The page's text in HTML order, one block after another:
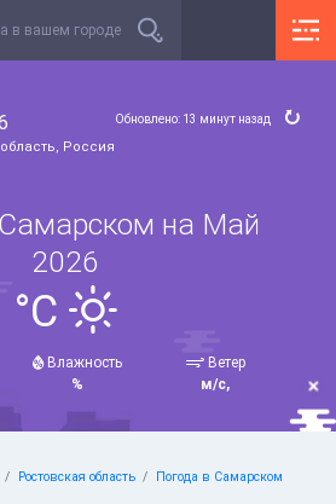
Россия
Обновлено: 13 минут назад
на Май
2026
°C
Влажность
%
Ветер
м/с,
Ростовская область
Погода в Самарском